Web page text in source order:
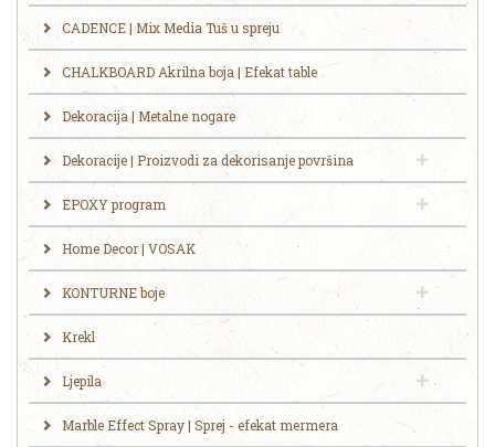
CADENCE | Mix Media Tuš u spreju
CHALKBOARD Akrilna boja | Efekat table
Dekoracija | Metalne nogare
Dekoracije | Proizvodi za dekorisanje površina
EPOXY program
Home Decor | VOSAK
KONTURNE boje
Krekl
Ljepila
Marble Effect Spray | Sprej - efekat mermera